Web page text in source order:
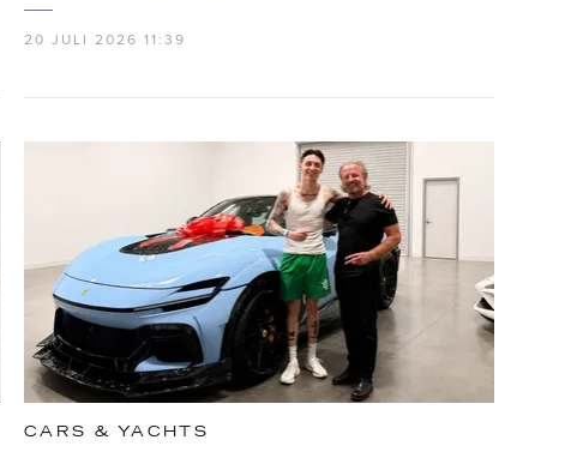
20 JULI 2026 11:39
CARS & YACHTS